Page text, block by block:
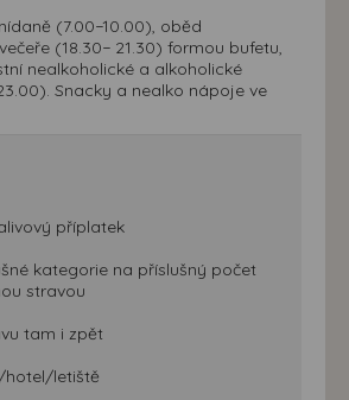
(7.00−10.00), oběd
(18.30− 21.30) formou bufetu,
nealkoholické a alkoholické
Snacky a nealko nápoje ve
příplatek
kategorie na příslušný počet
stravou
tam i zpět
hotel/letiště